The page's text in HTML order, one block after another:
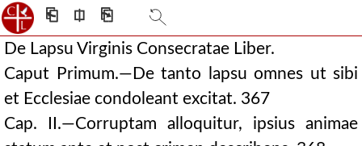
⎗ ⎅ ⎘
De Lapsu Virginis Consecratae Liber.
Caput Primum.—De tanto lapsu omnes ut sibi
et Ecclesiae condoleant excitat. 367
Cap. II.—Corruptam alloquitur, ipsius animae